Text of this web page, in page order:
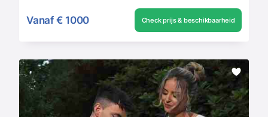
Vanaf € 1000 Check prijs & beschikbaarheid